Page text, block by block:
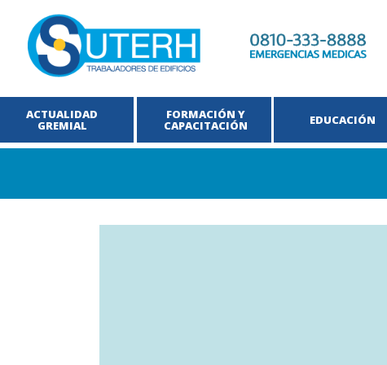
ACTUALIDAD
GREMIAL EDUCACIÓN
FORMACIÓN Y
CAPACITACIÓN